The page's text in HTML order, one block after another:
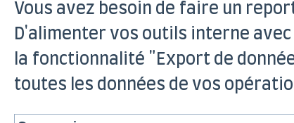
Vous avez besoin de faire un
D'alimenter vos outils interne avec
la fonctionnalité "Export de
toutes les données de vos